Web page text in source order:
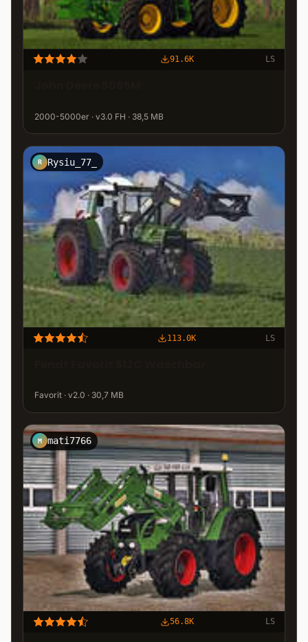
91.6K LS
2000-5000er · v3.0 FH · 38,5 MB
R Rysiu_77_
113.0K LS
Favorit · v2.0 · 30,7 MB
M mati7766
56.8K LS